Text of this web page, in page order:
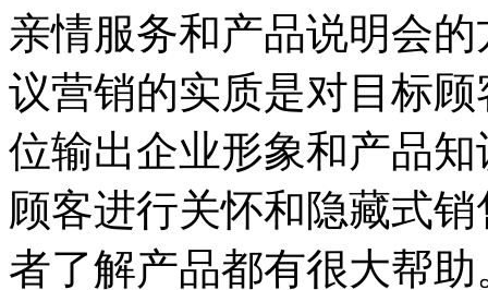
亲情服务和产品说明会
议营销的实质是对目标
位输出企业形象和产品
顾客进行关怀和隐藏式
者了解产品都有很大帮助